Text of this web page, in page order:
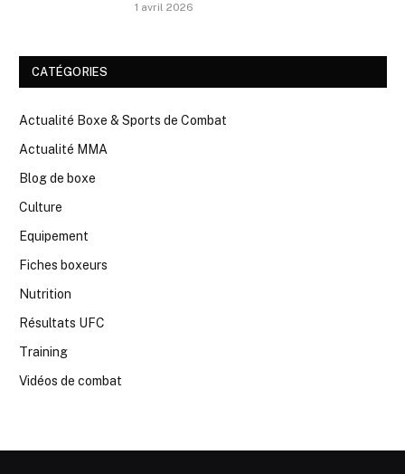
1 avril 2026
CATÉGORIES
Actualité Boxe & Sports de Combat
Actualité MMA
Blog de boxe
Culture
Equipement
Fiches boxeurs
Nutrition
Résultats UFC
Training
Vidéos de combat